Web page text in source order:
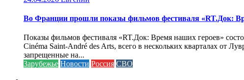
Во Франции прошли показы фильмов фестиваля «RT.Док:
Показы фильмов фестиваля «RT.Док: Время наших героев»
Cinéma Saint-André des Arts, всего в нескольких кварталах от
запрещенные на...
Зарубежье Новости Россия СВО